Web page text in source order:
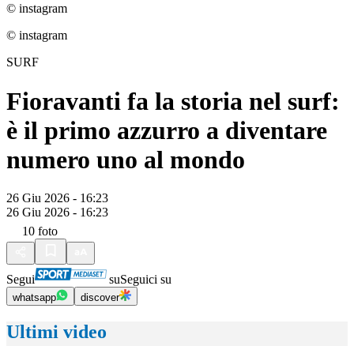
© instagram
© instagram
SURF
Fioravanti fa la storia nel surf:
è il primo azzurro a diventare
numero uno al mondo
26 Giu 2026 - 16:23
26 Giu 2026 - 16:23
10 foto
Segui suSeguici su
whatsapp discover
Ultimi video